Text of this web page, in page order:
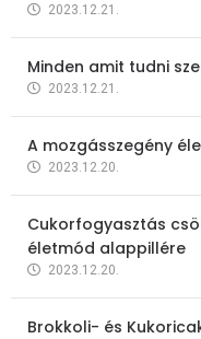
2023.12.21.
Minden amit tudni
2023.12.21.
A mozgásszegény
2023.12.20.
Cukorfogyasztás
életmód alappillére
2023.12.20.
Brokkoli- és